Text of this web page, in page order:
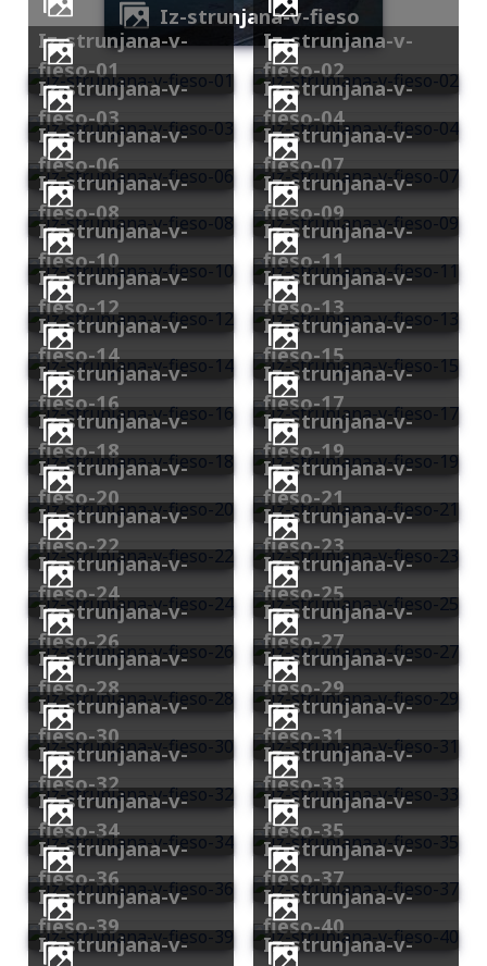
iz-strunjana-v-fieso
iz-strunjana-v-
fieso-01
iz-strunjana-v-
fieso-02
iz-strunjana-v-
fieso-03
iz-strunjana-v-
fieso-04
iz-strunjana-v-
fieso-06
iz-strunjana-v-
fieso-07
iz-strunjana-v-
fieso-08
iz-strunjana-v-
fieso-09
iz-strunjana-v-
fieso-10
iz-strunjana-v-
fieso-11
iz-strunjana-v-
fieso-12
iz-strunjana-v-
fieso-13
iz-strunjana-v-
fieso-14
iz-strunjana-v-
fieso-15
iz-strunjana-v-
fieso-16
iz-strunjana-v-
fieso-17
iz-strunjana-v-
fieso-18
iz-strunjana-v-
fieso-19
iz-strunjana-v-
fieso-20
iz-strunjana-v-
fieso-21
iz-strunjana-v-
fieso-22
iz-strunjana-v-
fieso-23
iz-strunjana-v-
fieso-24
iz-strunjana-v-
fieso-25
iz-strunjana-v-
fieso-26
iz-strunjana-v-
fieso-27
iz-strunjana-v-
fieso-28
iz-strunjana-v-
fieso-29
iz-strunjana-v-
fieso-30
iz-strunjana-v-
fieso-31
iz-strunjana-v-
fieso-32
iz-strunjana-v-
fieso-33
iz-strunjana-v-
fieso-34
iz-strunjana-v-
fieso-35
iz-strunjana-v-
fieso-36
iz-strunjana-v-
fieso-37
iz-strunjana-v-
fieso-39
iz-strunjana-v-
fieso-40
iz-strunjana-v-
iz-strunjana-v-